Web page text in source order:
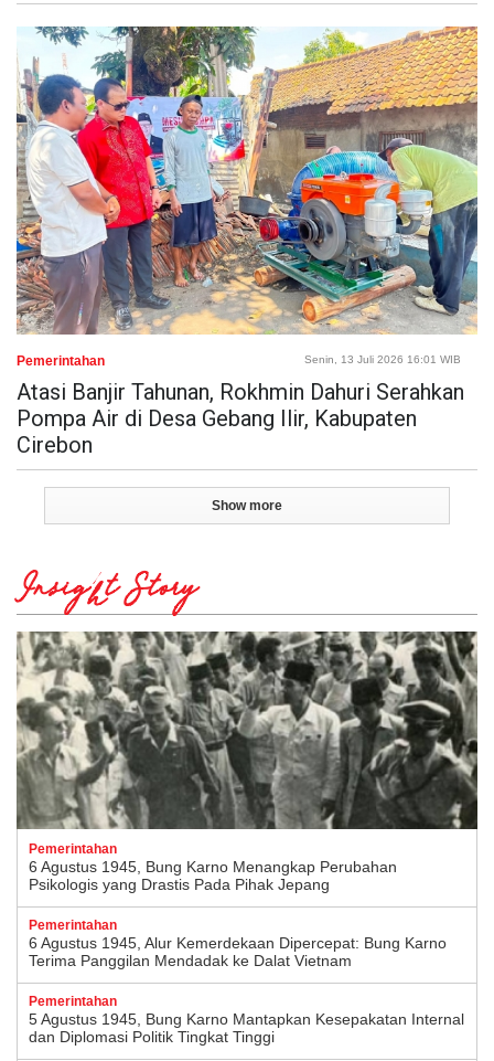
Pemerintahan Senin, 13 Juli 2026 16:01 WIB
Atasi Banjir Tahunan, Rokhmin Dahuri Serahkan
Pompa Air di Desa Gebang Ilir, Kabupaten
Cirebon
Show more
Insight Story
Pemerintahan
6 Agustus 1945, Bung Karno Menangkap Perubahan
Psikologis yang Drastis Pada Pihak Jepang
Pemerintahan
6 Agustus 1945, Alur Kemerdekaan Dipercepat: Bung Karno
Terima Panggilan Mendadak ke Dalat Vietnam
Pemerintahan
5 Agustus 1945, Bung Karno Mantapkan Kesepakatan Internal
dan Diplomasi Politik Tingkat Tinggi